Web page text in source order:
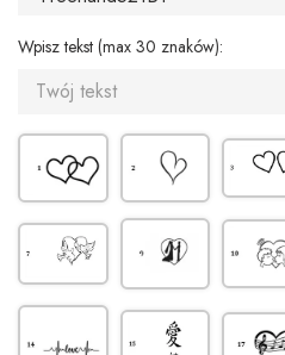
Wpisz tekst (max 30 znaków):